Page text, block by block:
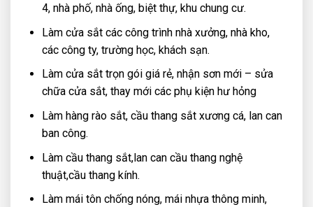
4, nhà phố, nhà ống, biệt thự, khu chung cư.
Làm cửa sắt các công trình nhà xưởng, nhà kho,
các công ty, trường học, khách sạn.
Làm cửa sắt trọn gói giá rẻ, nhận sơn mới – sửa
chữa cửa sắt, thay mới các phụ kiện hư hỏng
Làm hàng rào sắt, cầu thang sắt xương cá, lan can
ban công.
Làm cầu thang sắt,lan can cầu thang nghệ
thuật,cầu thang kính.
Làm mái tôn chống nóng, mái nhựa thông minh,